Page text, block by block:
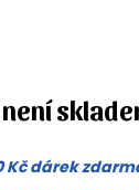
Kč dárek